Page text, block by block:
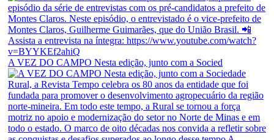
A VEZ DO CAMPO Nesta edição, junto com a Socied